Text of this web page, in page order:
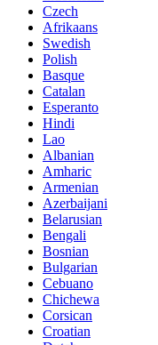
Czech
Afrikaans
Swedish
Polish
Basque
Catalan
Esperanto
Hindi
Lao
Albanian
Amharic
Armenian
Azerbaijani
Belarusian
Bengali
Bosnian
Bulgarian
Cebuano
Chichewa
Corsican
Croatian